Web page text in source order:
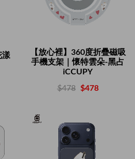
漾
【放心裡】360度折疊磁吸
手機支架｜懷特雲朵-黑占
iCCUPY
$478 $478